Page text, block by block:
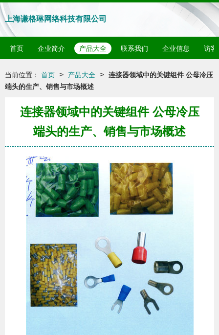
上海谦格琳网络科技有限公司
首页 企业简介 产品大全 联系我们 企业信息 访客
当前位置： 首页 > 产品大全 > 连接器领域中的关键组件 公母冷压
端头的生产、销售与市场概述
连接器领域中的关键组件 公母冷压
端头的生产、销售与市场概述